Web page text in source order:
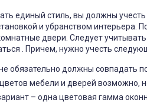
единый стиль, вы должны
и убранством интерьера.
двери. Следует
. Причем, нужно учесть
обязательно должны совпадать
мебели и дверей возможно,
– одна цветовая гамма